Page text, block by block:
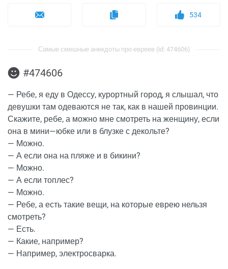
534
Самые смешные анекдоты про евреев (id: 474606)
#474606
— Ребе, я еду в Одессу, курортный город, я слышал, что
девушки там одеваются не так, как в нашей провинции.
Скажите, ребе, а можно мне смотреть на женщину, если
она в мини—юбке или в блузке с декольте?
— Можно.
— А если она на пляже и в бикини?
— Можно.
— А если топлес?
— Можно.
— Ребе, а есть такие вещи, на которые еврею нельзя
смотреть?
— Есть.
— Какие, например?
— Например, электросварка.